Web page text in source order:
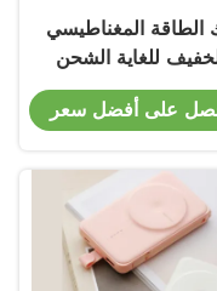
الطاقة المغناطيسي
للغاية الشحن
5 فولت 3 أخرج
على أفضل سعر